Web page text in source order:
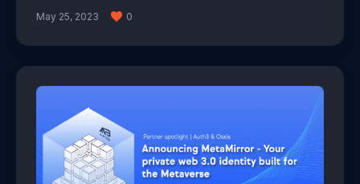
May 25, 2023 0